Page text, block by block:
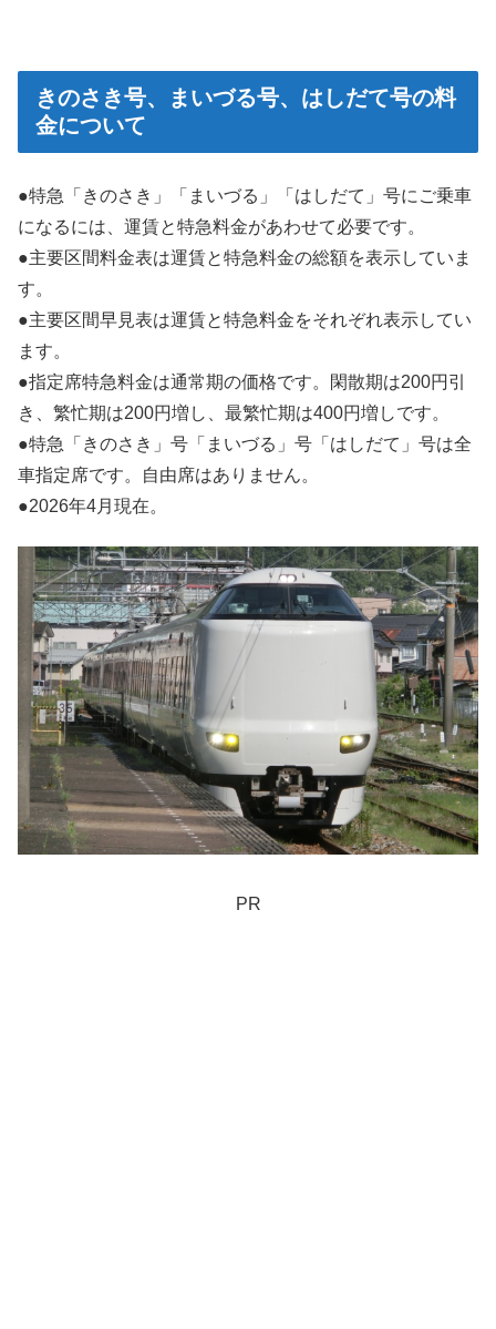
きのさき号、まいづる号、はしだて号の料
金について
●特急「きのさき」「まいづる」「はしだて」号にご乗車
になるには、運賃と特急料金があわせて必要です。
●主要区間料金表は運賃と特急料金の総額を表示していま
す。
●主要区間早見表は運賃と特急料金をそれぞれ表示してい
ます。
●指定席特急料金は通常期の価格です。閑散期は200円引
き、繁忙期は200円増し、最繁忙期は400円増しです。
●特急「きのさき」号「まいづる」号「はしだて」号は全
車指定席です。自由席はありません。
●2026年4月現在。
PR